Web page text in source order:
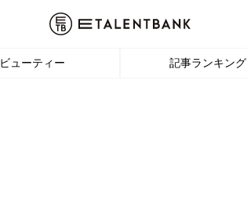
ビューティー 記事ランキング